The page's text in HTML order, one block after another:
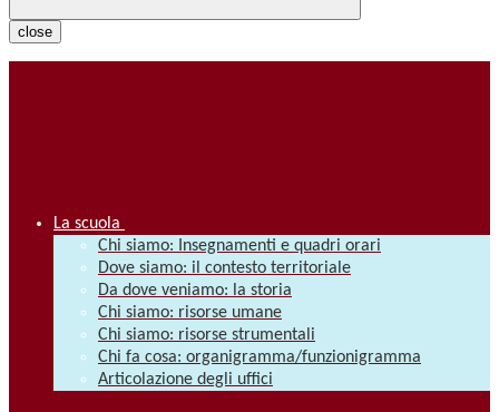
close
La scuola
Chi siamo: Insegnamenti e quadri orari
Dove siamo: il contesto territoriale
Da dove veniamo: la storia
Chi siamo: risorse umane
Chi siamo: risorse strumentali
Chi fa cosa: organigramma/funzionigramma
Articolazione degli uffici